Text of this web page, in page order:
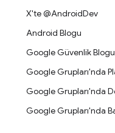
X'te @AndroidDev
Android Blogu
Google Güvenlik Blogu
Google Grupları'nda
Google Grupları'nda
Google Grupları'nda